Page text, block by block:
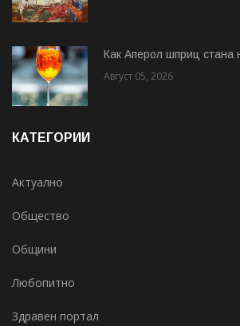
Как Аперол шприц стана
Август 05, 2026
КАТЕГОРИИ
Актуално
Общество
Общини
Любопитно
Здравен портал